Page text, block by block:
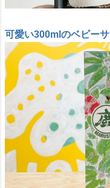
可愛い300mlのベビー